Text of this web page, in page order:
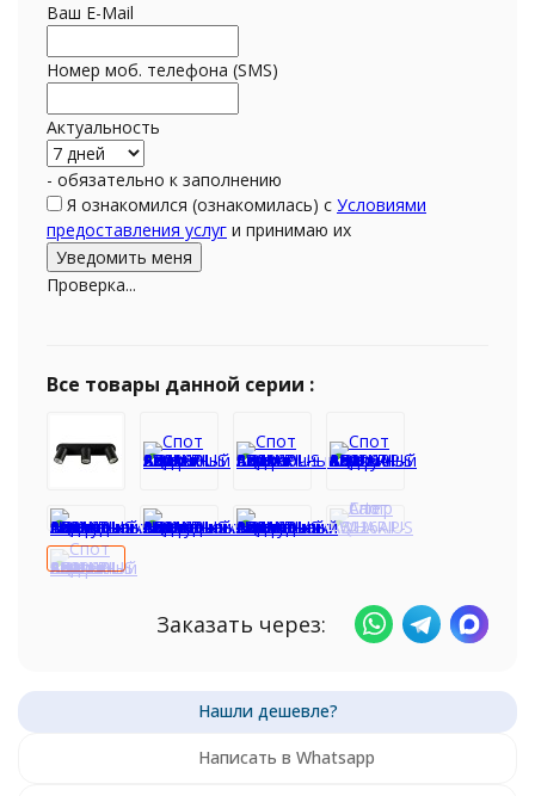
Ваш E-Mail
Номер моб. телефона (SMS)
Актуальность
- обязательно к заполнению
Я ознакомился (ознакомилась) с Условиями
предоставления услуг и принимаю их
Проверка...
Все товары данной серии :
Заказать через:
Написать в Whatsapp